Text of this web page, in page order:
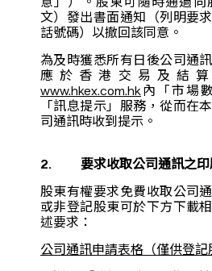
意」）。股東可隨時通過向
文）發出書面通知（列明要
話號碼）以撤回該同意。
為及時獲悉所有日後公司通
應於香港交易及結
www.hkex.com.hk 內「市場
「訊息提示」服務，從而在
司通訊時收到提示。
2. 要求收取公司通訊之印
股東有權要求免費收取公司
或非登記股東可於下方下載
述要求：
公司通訊申請表格（僅供登記